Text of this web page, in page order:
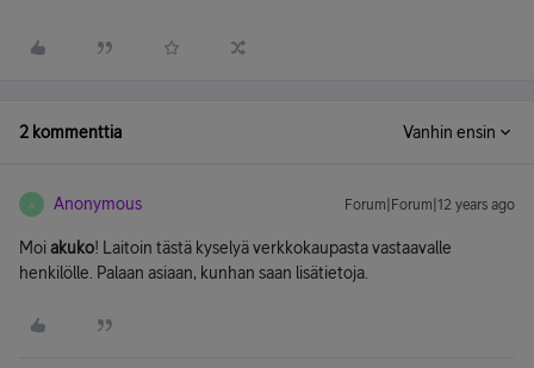
2 kommenttia Vanhin ensin
A Anonymous Forum|Forum|12 years ago
Moiakuko! Laitoin tästä kyselyä verkkokaupasta vastaavalle
henkilölle. Palaan asiaan, kunhan saan lisätietoja.